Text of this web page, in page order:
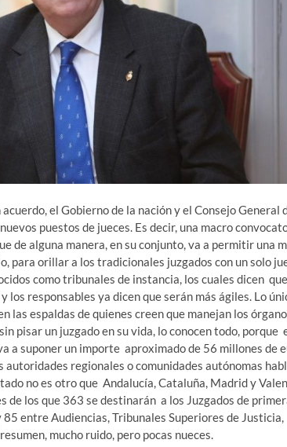
el Gobierno de la nación y el Consejo General
puestos de jueces. Es decir, una macro
de alguna manera, en su conjunto, va a permitir una
para orillar a los tradicionales juzgados con un solo
como tribunales de instancia, los cuales dicen
responsables ya dicen que serán más ágiles. Lo
las espaldas de quienes creen que manejan los
pisar un juzgado en su vida, lo conocen todo, porque
a suponer un importe aproximado de 56 millones de
autoridades regionales o comunidades autónomas
no es otro que Andalucía, Cataluña, Madrid y
de los que 363 se destinarán a los Juzgados de
entre Audiencias, Tribunales Superiores de Justicia,
mucho ruido, pero pocas nueces.